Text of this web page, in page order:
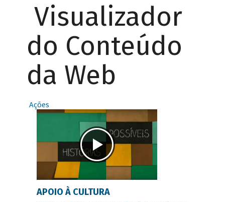
Visualizador
do Conteúdo
da Web
Ações
APOIO À CULTURA